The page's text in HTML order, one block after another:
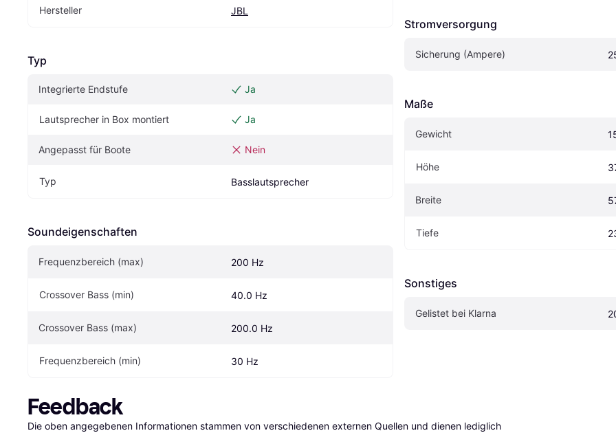
Hersteller JBL
Typ
Integrierte Endstufe Ja
Lautsprecher in Box montiert Ja
Angepasst für Boote Nein
Typ Basslautsprecher
Soundeigen­schaften
Frequenzbereich (max) 200 Hz
Crossover Bass (min) 40.0 Hz
Crossover Bass (max) 200.0 Hz
Frequenzbereich (min) 30 Hz
Stromversorgung
Sicherung (Ampere)
Maße
Gewicht
Höhe
Breite
Tiefe
Sonstiges
Gelistet bei Klarna
Feedback
Die oben angegebenen Informationen stammen von verschiedenen externen Quellen und dienen lediglich